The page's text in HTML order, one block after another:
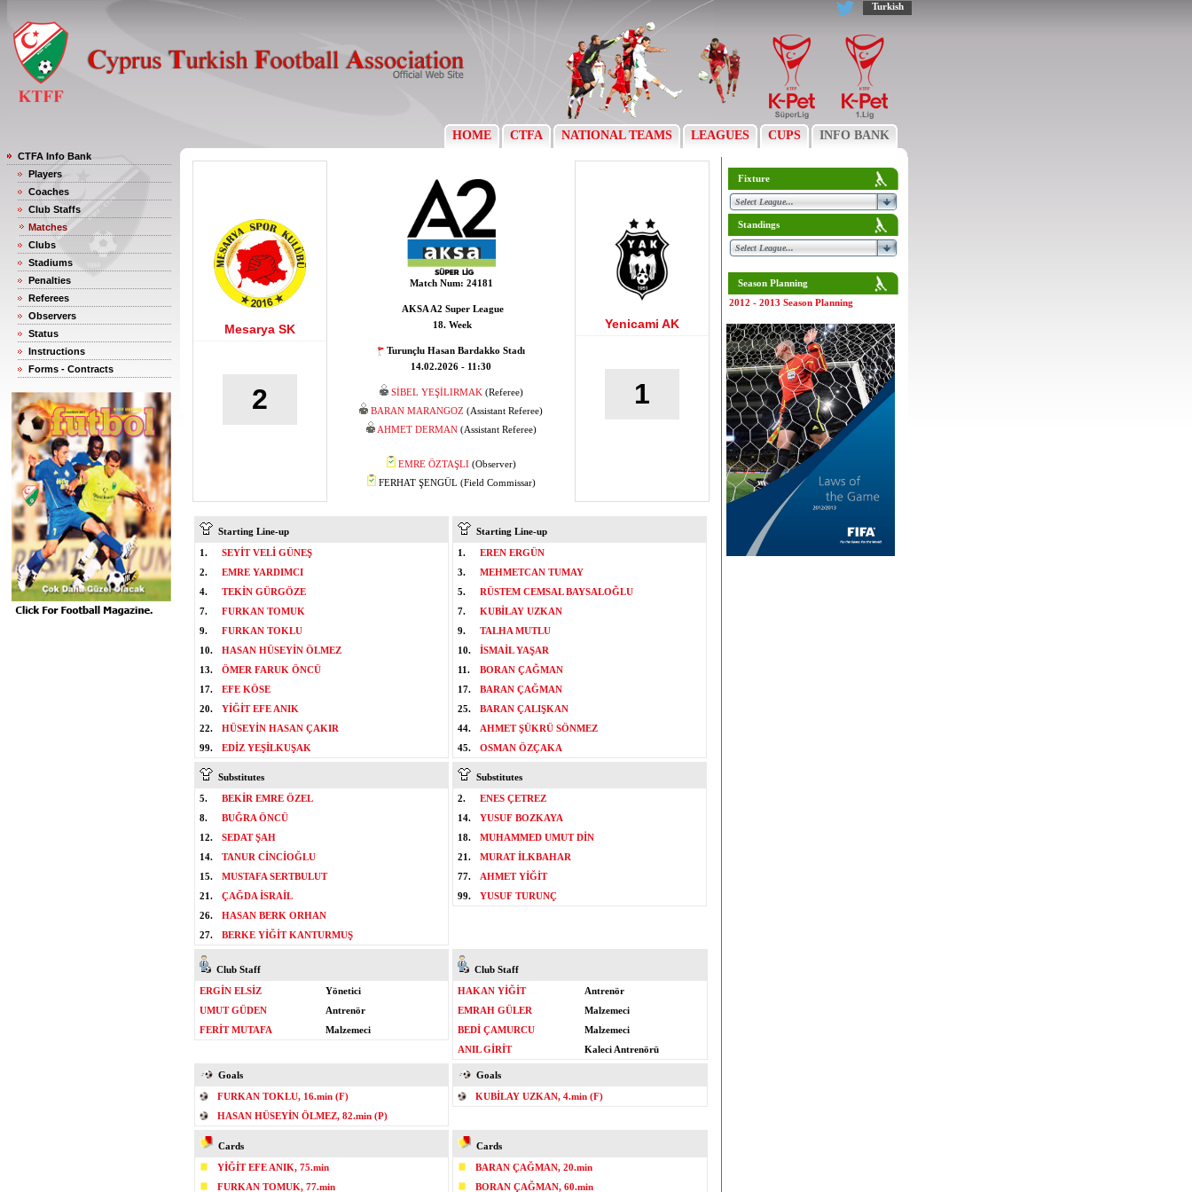
Turkish
HOME CTFA NATIONAL TEAMS LEAGUES CUPS INFO BANK
CTFA Info Bank
Players
Coaches
Club Staffs
Matches
Clubs
Stadiums
Penalties
Referees
Observers
Status
Instructions
Forms - Contracts
Mesarya SK
2
Match Num: 24181
AKSA A2 Super League
18. Week
Turunçlu Hasan Bardakko Stadı
14.02.2026 - 11:30
SİBEL YEŞİLIRMAK(Referee)
BARAN MARANGOZ (Assistant Referee)
AHMET DERMAN(Assistant Referee)
EMRE ÖZTAŞLI(Observer)
FERHAT ŞENGÜL (Field Commissar)
Yenicami AK
1
Starting Line-up
1.
SEYİT VELİ GÜNEŞ
2.
EMRE YARDIMCI
4.
TEKİN GÜRGÖZE
7.
FURKAN TOMUK
9.
FURKAN TOKLU
10.
HASAN HÜSEYİN ÖLMEZ
13.
ÖMER FARUK ÖNCÜ
17.
EFE KÖSE
20.
YİĞİT EFE ANIK
22.
HÜSEYİN HASAN ÇAKIR
99.
EDİZ YEŞİLKUŞAK
Starting Line-up
1.
EREN ERGÜN
3.
MEHMETCAN TUMAY
5.
RÜSTEM CEMSAL BAYSALOĞLU
7.
KUBİLAY UZKAN
9.
TALHA MUTLU
10.
İSMAİL YAŞAR
11.
BORAN ÇAĞMAN
17.
BARAN ÇAĞMAN
25.
BARAN ÇALIŞKAN
44.
AHMET ŞÜKRÜ SÖNMEZ
45.
OSMAN ÖZÇAKA
Substitutes
5.
BEKİR EMRE ÖZEL
8.
BUĞRA ÖNCÜ
12.
SEDAT ŞAH
14.
TANUR CİNCİOĞLU
15.
MUSTAFA SERTBULUT
21.
ÇAĞDA İSRAİL
26.
HASAN BERK ORHAN
27.
BERKE YİĞİT KANTURMUŞ
Substitutes
2.
ENES ÇETREZ
14.
YUSUF BOZKAYA
18.
MUHAMMED UMUT DİN
21.
MURAT İLKBAHAR
77.
AHMET YİĞİT
99.
YUSUF TURUNÇ
Club Staff
ERGİN ELSİZ
Yönetici
UMUT GÜDEN
Antrenör
FERİT MUTAFA
Malzemeci
Club Staff
HAKAN YİĞİT
Antrenör
EMRAH GÜLER
Malzemeci
BEDİ ÇAMURCU
Malzemeci
ANIL GİRİT
Kaleci Antrenörü
Goals
FURKAN TOKLU, 16.min (F)
HASAN HÜSEYİN ÖLMEZ, 82.min (P)
Goals
KUBİLAY UZKAN, 4.min (F)
Cards
YİĞİT EFE ANIK, 75.min
FURKAN TOMUK, 77.min
Cards
BARAN ÇAĞMAN, 20.min
BORAN ÇAĞMAN, 60.min
Fixture
Standings
Season Planning
2012 - 2013 Season Planning